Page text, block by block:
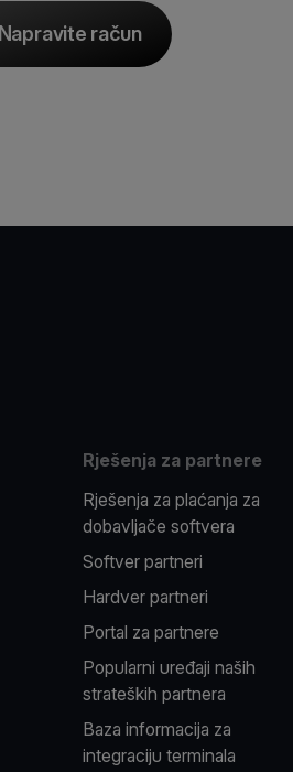
Napravite račun
Rješenja za partnere
Rješenja za plaćanja za
dobavljače softvera
Softver partneri
Hardver partneri
Portal za partnere
Popularni uređaji naših
strateških partnera
Baza informacija za
integraciju terminala